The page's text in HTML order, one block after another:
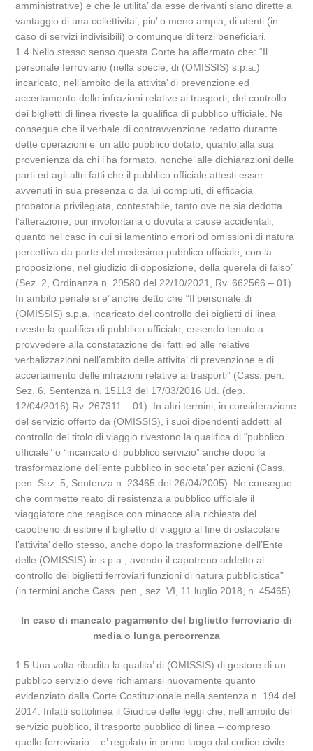
amministrative) e che le utilita’ da esse derivanti siano dirette a
vantaggio di una collettivita’, piu’ o meno ampia, di utenti (in
caso di servizi indivisibili) o comunque di terzi beneficiari.
1.4 Nello stesso senso questa Corte ha affermato che: “Il
personale ferroviario (nella specie, di (OMISSIS) s.p.a.)
incaricato, nell’ambito della attivita’ di prevenzione ed
accertamento delle infrazioni relative ai trasporti, del controllo
dei biglietti di linea riveste la qualifica di pubblico ufficiale. Ne
consegue che il verbale di contravvenzione redatto durante
dette operazioni e’ un atto pubblico dotato, quanto alla sua
provenienza da chi l’ha formato, nonche’ alle dichiarazioni delle
parti ed agli altri fatti che il pubblico ufficiale attesti esser
avvenuti in sua presenza o da lui compiuti, di efficacia
probatoria privilegiata, contestabile, tanto ove ne sia dedotta
l’alterazione, pur involontaria o dovuta a cause accidentali,
quanto nel caso in cui si lamentino errori od omissioni di natura
percettiva da parte del medesimo pubblico ufficiale, con la
proposizione, nel giudizio di opposizione, della querela di falso”
(Sez. 2, Ordinanza n. 29580 del 22/10/2021, Rv. 662566 – 01).
In ambito penale si e’ anche detto che “Il personale di
(OMISSIS) s.p.a. incaricato del controllo dei biglietti di linea
riveste la qualifica di pubblico ufficiale, essendo tenuto a
provvedere alla constatazione dei fatti ed alle relative
verbalizzazioni nell’ambito delle attivita’ di prevenzione e di
accertamento delle infrazioni relative ai trasporti” (Cass. pen.
Sez. 6, Sentenza n. 15113 del 17/03/2016 Ud. (dep.
12/04/2016) Rv. 267311 – 01). In altri termini, in considerazione
del servizio offerto da (OMISSIS), i suoi dipendenti addetti al
controllo del titolo di viaggio rivestono la qualifica di “pubblico
ufficiale” o “incaricato di pubblico servizio” anche dopo la
trasformazione dell’ente pubblico in societa’ per azioni (Cass.
pen. Sez. 5, Sentenza n. 23465 del 26/04/2005). Ne consegue
che commette reato di resistenza a pubblico ufficiale il
viaggiatore che reagisce con minacce alla richiesta del
capotreno di esibire il biglietto di viaggio al fine di ostacolare
l’attivita’ dello stesso, anche dopo la trasformazione dell’Ente
delle (OMISSIS) in s.p.a., avendo il capotreno addetto al
controllo dei biglietti ferroviari funzioni di natura pubblicistica”
(in termini anche Cass. pen., sez. VI, 11 luglio 2018, n. 45465).
In caso di mancato pagamento del biglietto ferroviario di
media o lunga percorrenza
1.5 Una volta ribadita la qualita’ di (OMISSIS) di gestore di un
pubblico servizio deve richiamarsi nuovamente quanto
evidenziato dalla Corte Costituzionale nella sentenza n. 194 del
2014. Infatti sottolinea il Giudice delle leggi che, nell’ambito del
servizio pubblico, il trasporto pubblico di linea – compreso
quello ferroviario – e’ regolato in primo luogo dal codice civile